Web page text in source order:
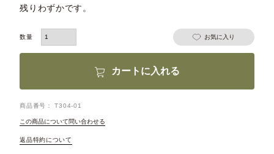
残りわずかです。
お気に入り
カートに入れる
商品番号 T304-01
この商品について問い合わせる
返品特約について